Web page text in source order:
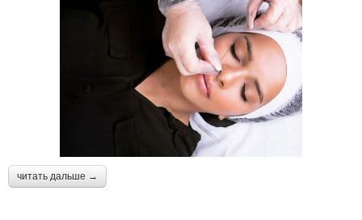
читать дальше →